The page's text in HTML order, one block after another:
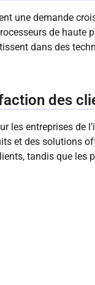
une demande
de
dans des
des
les entreprises de
et des solutions
tandis que les